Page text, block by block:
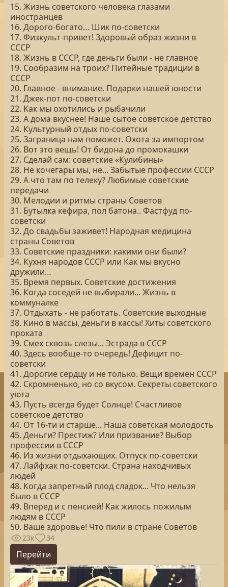
15. Жизнь советского человека глазами
иностранцев
16. Дорого-богато… Шик по-советски
17. Физкульт-привет! Здоровый образ жизни в
СССР
18. Жизнь в СССР, где деньги были - не главное
19. Сообразим на троих? Питейные традиции в
СССР
20. Главное - внимание. Подарки нашей юности
21. Джек-пот по-советски
22. Как мы охотились и рыбачили
23. А дома вкуснее! Наше сытое советское детство
24. Культурный отдых по-советски
25. Заграница нам поможет. Охота за импортом
26. Вот это вещь! От бидона до промокашки
27. Сделай сам: советские «Кулибины»
28. Не кочегары мы, не... Забытые профессии СССР
29. А что там по телеку? Любимые советские
передачи
30. Мелодии и ритмы страны Советов
31. Бутылка кефира, пол батона.. Фастфуд по-
советски
32. До свадьбы заживет! Народная медицина
страны Советов
33. Советские праздники: какими они были?
34. Кухня народов СССР или Как мы вкусно
дружили…
35. Время первых. Советские достижения
36. Когда соседей не выбирали... Жизнь в
коммуналке
37. Отдыхать - не работать. Советские выходные
38. Кино в массы, деньги в кассы! Хиты советского
проката
39. Смех сквозь слезы... Эстрада в СССР
40. Здесь вообще-то очередь! Дефицит по-
советски
41. Дорогие сердцу и не только. Вещи времен СССР
42. Скромненько, но со вкусом. Секреты советского
уюта
43. Пусть всегда будет Солнце! Счастливое
советское детство
44. От 16-ти и старше... Наша советская молодость
45. Деньги? Престиж? Или призвание? Выбор
профессии в СССР
46. Из жизни отдыхающих. Отпуск по-советски
47. Лайфхак по-советски. Страна находчивых
людей
48. Когда запретный плод сладок... Что нельзя
было в СССР
49. Вперед и с пенсией! Как жилось пожилым
людям в СССР
50. Ваше здоровье! Что пили в стране Советов
23к 34
Перейти